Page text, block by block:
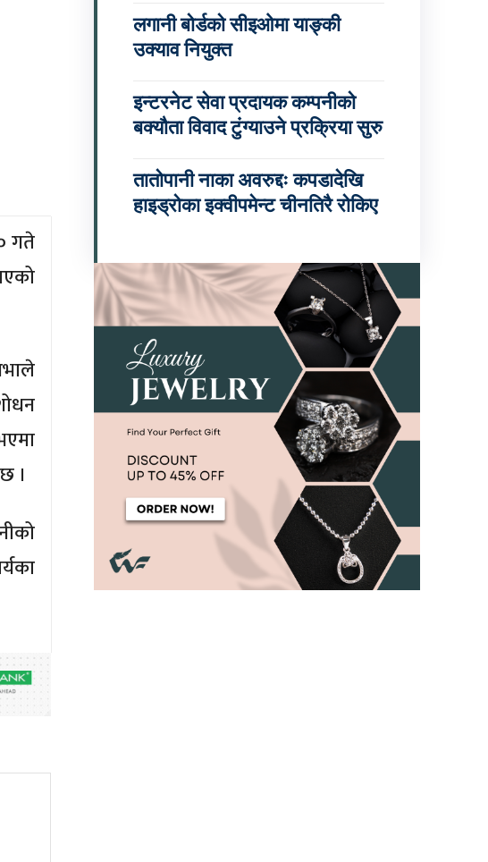
गते
।
लगानी बोर्डको सीइओमा याङ्की
उक्याव नियुक्त
इन्टरनेट सेवा प्रदायक कम्पनीको
बक्यौता विवाद टुंग्याउने प्रक्रिया सुरु
तातोपानी नाका अवरुद्दः कपडादेखि
हाइड्रोका इक्वीपमेन्ट चीनतिरै रोकिए